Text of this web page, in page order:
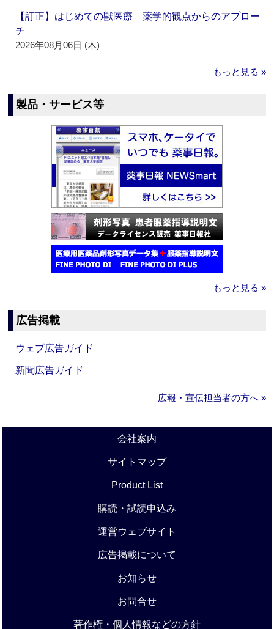
【訂正】はじめての獣医療 薬学的観点からのアプロー
チ
2026年08月06日 (木)
もっと見る »
製品・サービス等
もっと見る »
広告掲載
ウェブ広告ガイド
新聞広告ガイド
広報・宣伝担当者の方へ »
会社案内
サイトマップ
Product List
購読・試読申込み
運営ウェブサイト
広告掲載について
お知らせ
お問合せ
著作権・個人情報などの方針